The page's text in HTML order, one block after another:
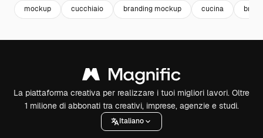
mockup cucchiaio branding mockup cucina
La piattaforma creativa per realizzare i tuoi migliori lavori. Oltre
1 milione di abbonati tra creativi, imprese, agenzie e studi.
Italiano